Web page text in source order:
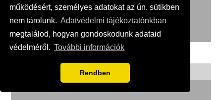
működésért, személyes adatokat az ún. sütikben
nem tárolunk. Adatvédelmi tájékoztatónkban
megtalálod, hogyan gondoskodunk adataid
védelméről. További információk
Rendben
559 €/...